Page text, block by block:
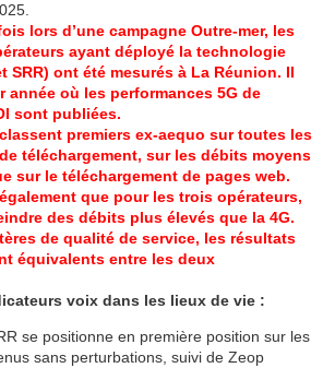
lors d’une campagne Outre-mer, les
ayant déployé la technologie
SRR) ont été mesurés à La Réunion. Il
année où les performances 5G de
sont publiées.
premiers ex-aequo sur toutes les
téléchargement, sur les débits moyens
sur le téléchargement de pages web.
que pour les trois opérateurs,
des débits plus élevés que la 4G.
de qualité de service, les résultats
équivalents entre les deux
voix dans les lieux de vie :
se positionne en première position sur les
sans perturbations, suivi de Zeop